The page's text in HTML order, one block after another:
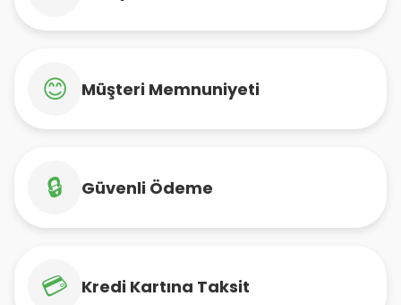
😊 Müşteri Memnuniyeti
🔒 Güvenli Ödeme
💳 Kredi Kartına Taksit